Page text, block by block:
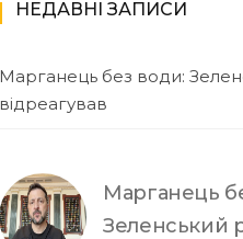
НЕДАВНІ ЗАПИСИ
Марганець без води:
відреагував
Марганець
Зеленський